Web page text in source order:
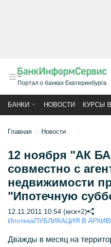
Портал о банках Екатеринбурга
БАНКИ НОВОСТИ КУРСЫ
Главная Новости
12 ноября "АК
совместно с
недвижимости
"Ипотечную
12.11.2011 10:54 (мск+2)
ИпотекаПУБЛИКАЦИЯ В
Дважды в месяц на